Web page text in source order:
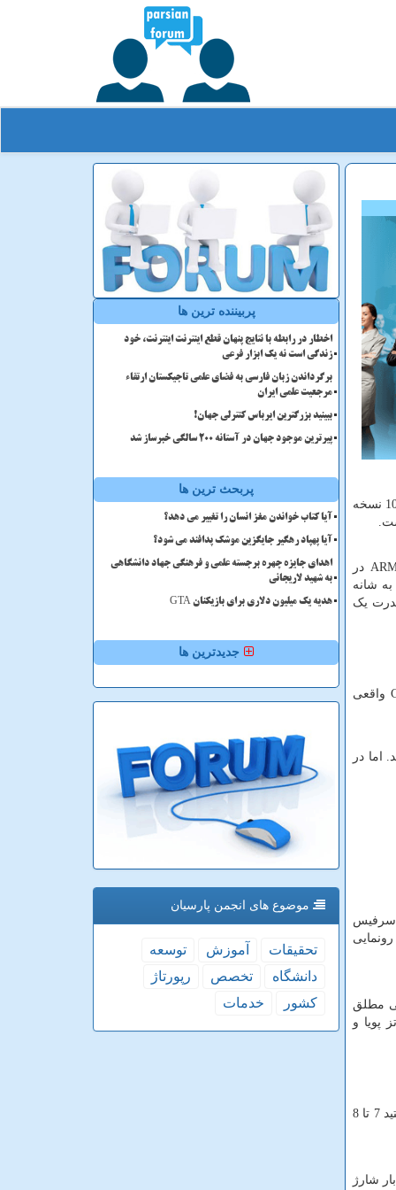
بزرگ‌ترین تفاوت سرفیس پرو 11 با تمامی نسل‌های قبلی خود، در قلب تپنده آن نهفته است. در حالی که سرفیس پرو 9 و سرفیس پرو 10 نسخه
در
یک
واقعی
اما در
سرفیس
مطلق
نرم‌افزارهای گرافیکی را به سطحی دیگر می‌برد. همچنین پشتیبانی از نرخ نوسازی 120 هرتز پویا و
همواره یکی از نقاط ضعف سری سرفیس در مقایسه با آیپد یا مک‌بوک، عمر باتری بود. در سرفیس پرو 9 اینتل، شما به سختی می‌توانستید 7 تا 8
را با یک بار شارژ
پربیننده ترین ها
اخطار در رابطه با نتایج پنهان قطع اینترنت اینترنت، خود
زندگی است نه یک ابزار فرعی
برگرداندن زبان فارسی به فضای علمی تاجیکستان ارتقاء
مرجعیت علمی ایران
ببینید بزرگترین ایرباس کنترلی جهان!
پیرترین موجود جهان در آستانه ۲۰۰ سالگی خبرساز شد
پربحث ترین ها
آیا کتاب خواندن مغز انسان را تغییر می دهد؟
آیا پهپاد رهگیر جایگزین موشک پدافند می شود؟
اهدای جایزه چهره برجسته علمی و فرهنگی جهاد دانشگاهی
به شهید لاریجانی
هدیه یک میلیون دلاری برای بازیکنان GTA
جدیدترین ها
موضوع های انجمن پارسیان
تحقیقات آموزش
توسعه
دانشگاه
تخصص
رپورتاژ
كشور
خدمات